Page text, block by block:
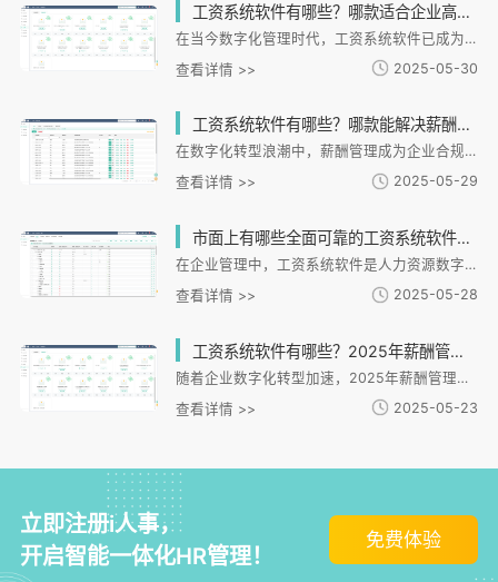
工资系统软件有哪些？哪款适合企业高效算薪发薪？
在当今数字化管理时代，工资系统软件已成为企业人力资源管理的核心工具之一。面对复杂的薪资计算、个税申报和社保核算，传统手工操作不仅效率低下，还容易出错。市场上主流的工资系统软件通常具备自动化算薪、多维度
查看详情 >>
2025-05-30
工资系统软件有哪些？哪款能解决薪酬合规与效率难题？
在数字化转型浪潮中，薪酬管理成为企业合规与效率的关键战场。传统手工算薪不仅耗时费力，还面临个税计算偏差、社保政策更新滞后等风险。随着全国社保统筹推进与金税四期系统上线，企业亟需通过专业工资系统软件实现
查看详情 >>
2025-05-29
市面上有哪些全面可靠的工资系统软件？适用场景与一览
在企业管理中，工资系统软件是人力资源数字化的重要工具。随着企业规模扩大和用工形式多样化，传统手工算薪方式已难以满足效率与合规需求。市面上主流的工资系统软件通常涵盖薪酬计算、个税申报、社保对接、数据分析
查看详情 >>
2025-05-28
工资系统软件有哪些？2025年薪酬管理工具与选型指南
随着企业数字化转型加速，2025年薪酬管理软件已成为人力资源管理的核心工具。这类系统不仅能自动化处理薪资计算、个税申报等基础事务，更能通过分析优化人力成本。目前市场上主流的工资系统软件主要分为三类：本
查看详情 >>
2025-05-23
立即注册i人事，
开启智能一体化HR管理！
免费体验